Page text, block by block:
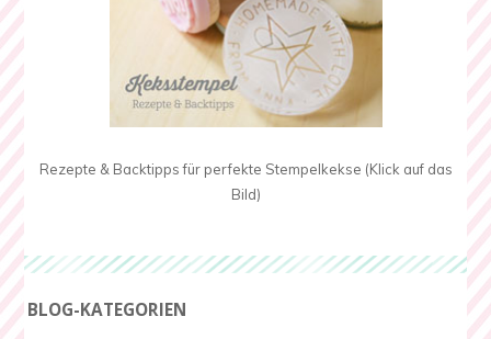
Rezepte & Backtipps für perfekte Stempelkekse (Klick auf das
Bild)
BLOG-KATEGORIEN